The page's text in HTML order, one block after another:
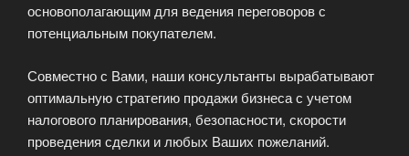
основополагающим для ведения переговоров с
потенциальным покупателем.
Совместно с Вами, наши консультанты вырабатывают
оптимальную стратегию продажи бизнеса с учетом
налогового планирования, безопасности, скорости
проведения сделки и любых Ваших пожеланий.